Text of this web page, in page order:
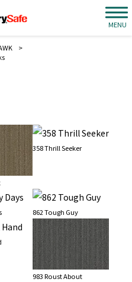
MENU
>
358 Thrill Seeker
862 Tough Guy
983 Roust About